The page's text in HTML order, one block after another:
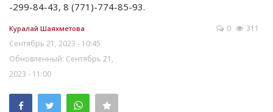
-299-84-43, 8 (771)-774-85-93.
Куралай Шаяхметова
Сентябрь 21, 2023 - 10:45
Обновленный: Сентябрь 21,
2023 - 11:00
0 311